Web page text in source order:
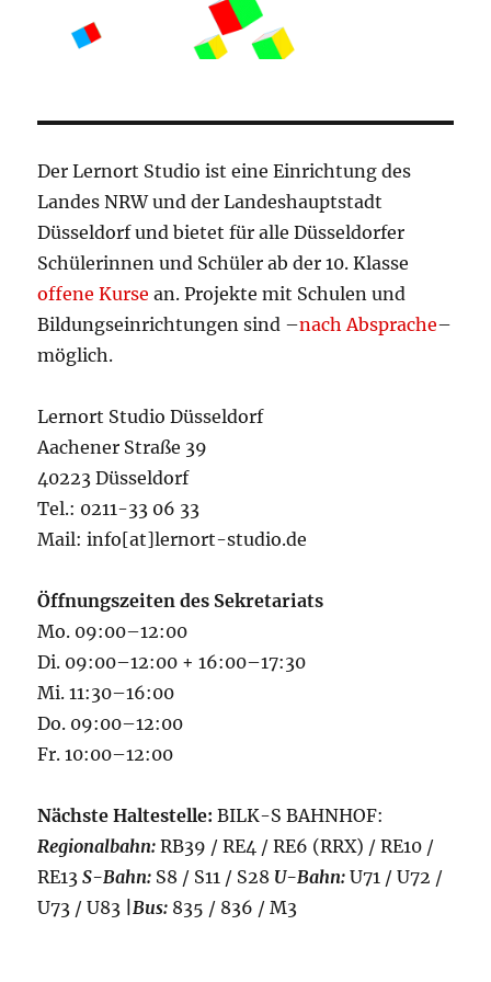
Der Lernort Studio ist eine Einrichtung des
Landes NRW und der Landeshauptstadt
Düsseldorf und bietet für alle Düsseldorfer
Schülerinnen und Schüler ab der 10. Klasse
offene Kurse an. Projekte mit Schulen und
Bildungseinrichtungen sind –nach Absprache–
möglich.
Lernort Studio Düsseldorf
Aachener Straße 39
40223 Düsseldorf
Tel.: 0211-33 06 33
Mail: info[at]lernort-studio.de
Öffnungszeiten des Sekretariats
Mo. 09:00–12:00
Di. 09:00–12:00 + 16:00–17:30
Mi. 11:30–16:00
Do. 09:00–12:00
Fr. 10:00–12:00
Nächste Haltestelle: BILK-S BAHNHOF:
Regionalbahn: RB39 / RE4 / RE6 (RRX) / RE10 /
RE13S-Bahn: S8 / S11 / S28 U-Bahn: U71 / U72 /
U73 / U83 |Bus: 835 / 836 / M3